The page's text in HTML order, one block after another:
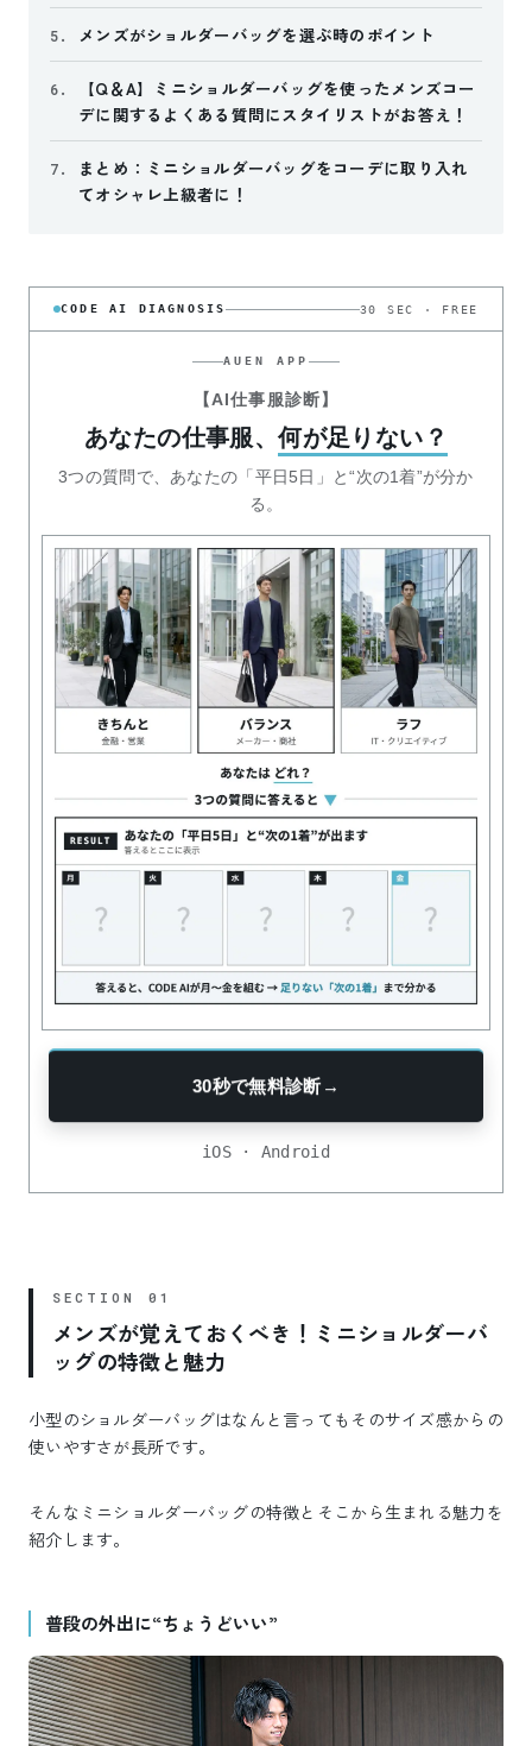
5. メンズがショルダーバッグを選ぶ時のポイント
6.
【Q＆A】ミニショルダーバッグを使ったメンズコー
デに関するよくある質問にスタイリストがお答え！
7.
まとめ：ミニショルダーバッグをコーデに取り入れ
てオシャレ上級者に！
CODE AI DIAGNOSIS 30 SEC · FREE
AUEN APP
【AI仕事服診断】
あなたの仕事服、何が足りない？
3つの質問で、あなたの「平日5日」と“次の1着”が分か
る。
30秒で無料診断 →
iOS · Android
メンズが覚えておくべき！ミニショルダーバ
ッグの特徴と魅力
小型のショルダーバッグはなんと言ってもそのサイズ感からの
使いやすさが長所です。
そんなミニショルダーバッグの特徴とそこから生まれる魅力を
紹介します。
普段の外出に“ちょうどいい”